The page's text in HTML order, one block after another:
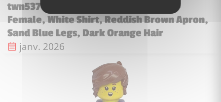
twn537 - Shopping Street Carpenter -
Female, White Shirt, Reddish Brown Apron,
Sand Blue Legs, Dark Orange Hair
Date de sortie :
janv. 2026